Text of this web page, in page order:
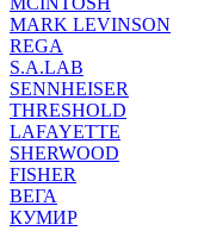
MARK LEVINSON
REGA
S.A.LAB
SENNHEISER
THRESHOLD
LAFAYETTE
SHERWOOD
FISHER
ВЕГА
КУМИР